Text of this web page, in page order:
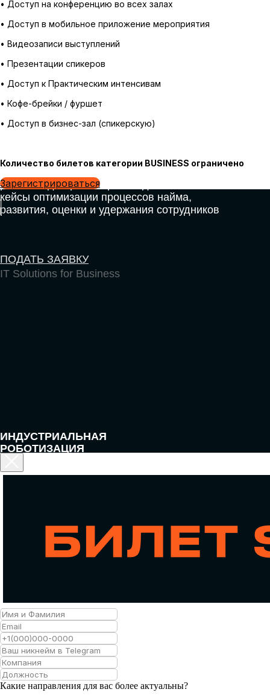
• Доступ на конференцию во всех залах
• Доступ в мобильное приложение мероприятия
• Видеозаписи выступлений
• Презентации спикеров
• Доступ к Практическим интенсивам
• Кофе-брейки / фуршет
• Доступ в бизнес-зал (спикерскую)
Количество билетов категории BUSINESS ограничено
Зарегистрироваться
Какие направления для вас более актуальны?